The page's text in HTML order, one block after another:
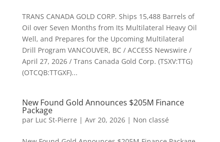
TRANS CANADA GOLD CORP. Ships 15,488 Barrels of
Oil over Seven Months from Its Multilateral Heavy Oil
Well, and Prepares for the Upcoming Multilateral
Drill Program VANCOUVER, BC / ACCESS Newswire /
April 27, 2026 / Trans Canada Gold Corp. (TSXV:TTG)
(OTCQB:TTGXF)...
New Found Gold Announces $205M Finance
Package
par Luc St-Pierre | Avr 20, 2026| Non classé